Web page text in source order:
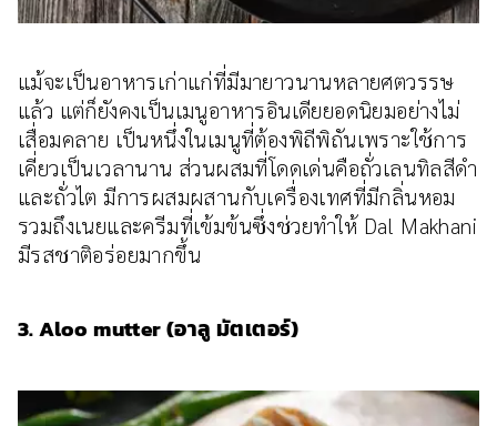
แม้จะเป็นอาหารเก่าแก่ที่มีมายาวนานหลายศตวรรษ
แล้ว แต่ก็ยังคงเป็นเมนูอาหารอินเดียยอดนิยมอย่างไม่
เสื่อมคลาย เป็นหนึ่งในเมนูที่ต้องพิถีพิถันเพราะใช้การ
เคี่ยวเป็นเวลานาน ส่วนผสมที่โดดเด่นคือถั่วเลนทิลสีดำ
และถั่วไต มีการผสมผสานกับเครื่องเทศที่มีกลิ่นหอม
รวมถึงเนยและครีมที่เข้มข้นซึ่งช่วยทำให้ Dal Makhani
มีรสชาติอร่อยมากขึ้น
3. Aloo mutter (อาลู มัตเตอร์)